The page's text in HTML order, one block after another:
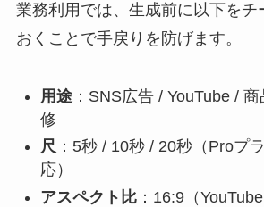
業務利用では、生成前に以下をチ
おくことで手戻りを防げます。
用途：SNS広告 / YouTube /
修
尺：5秒 / 10秒 / 20秒（Proプ
応）
アスペクト比：16:9（